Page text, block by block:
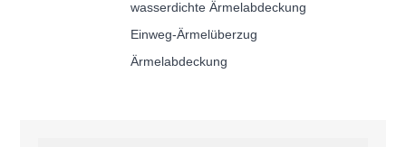
wasserdichte Ärmelabdeckung
Einweg-Ärmelüberzug
Ärmelabdeckung